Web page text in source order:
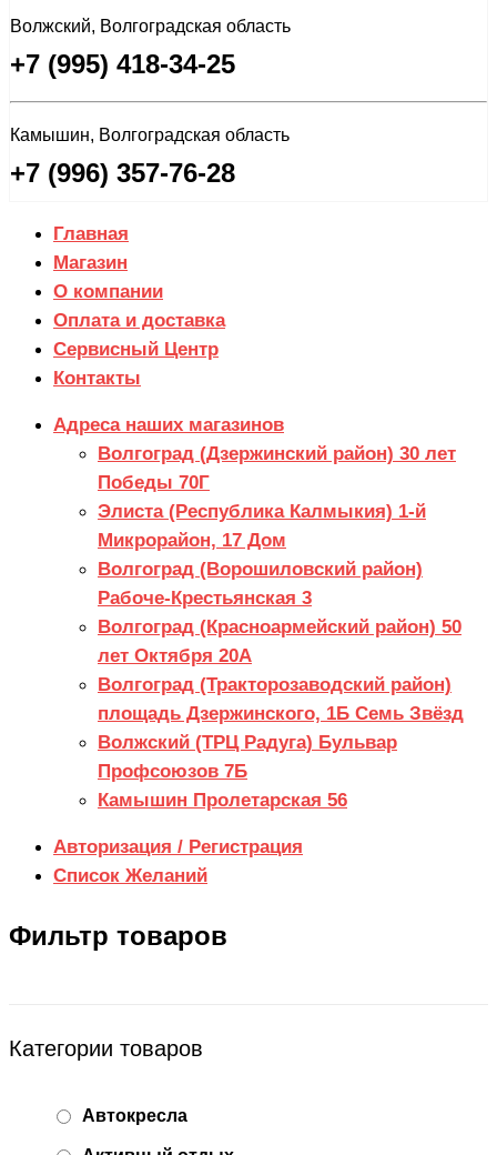
Волжский, Волгоградская область
+7 (995) 418-34-25
Камышин, Волгоградская область
+7 (996) 357-76-28
Главная
Магазин
О компании
Оплата и доставка
Сервисный Центр
Контакты
Адреса наших магазинов
Волгоград (Дзержинский район) 30 лет
Победы 70Г
Элиста (Республика Калмыкия) 1-й
Микрорайон, 17 Дом
Волгоград (Ворошиловский район)
Рабоче-Крестьянская 3
Волгоград (Красноармейский район) 50
лет Октября 20А
Волгоград (Тракторозаводский район)
площадь Дзержинского, 1Б Семь Звёзд
Волжский (ТРЦ Радуга) Бульвар
Профсоюзов 7Б
Камышин Пролетарская 56
Авторизация / Регистрация
Список Желаний
Фильтр товаров
Категории товаров
Автокресла